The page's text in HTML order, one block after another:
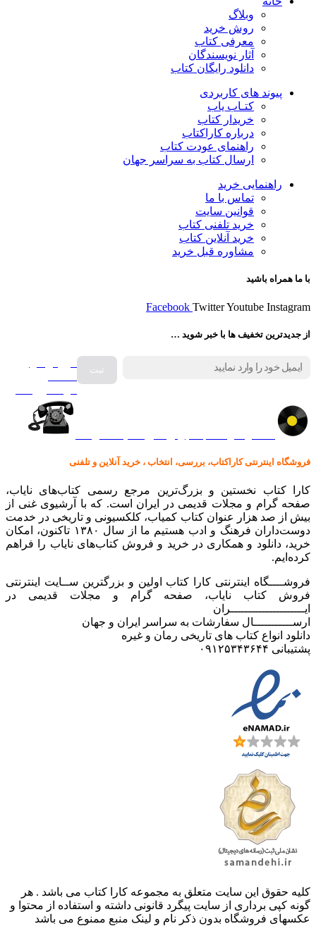
وبلاگ
روش خرید
معرفی کتاب
آثار نویسندگان
دانلود رایگان کتاب
پیوند های کاربردی
کتـاب یاب
خریدار کتاب
درباره کاراکتاب
راهنمای عودت کتاب
ارسال کتاب به سراسر جهان
راهنمایی خرید
تماس با ما
قوانین سایت
خرید تلفنی کتاب
خرید آنلاین کتاب
مشاوره قبل خرید
با ما همراه باشید
Facebook TwitterYoutube Instagram
از جدیدترین تخفیف ها با خبر شوید …
فروش انواع
فروشگاه اینترنتی کاراکتاب، بررسی، انتخاب ، خرید آنلاین و تلفنی
کارا کتاب نخستین و بزرگ‌ترین مرجع رسمی کتاب‌های نایاب،
صفحه گرام و مجلات قدیمی در ایران است. که با آرشیوی غنی از
بیش از صد هزار عنوان کتاب کمیاب، کلکسیونی و تاریخی در خدمت
دوست‌داران فرهنگ و ادب هستیم ما از سال ۱۳۸۰ تاکنون، امکان
خرید، دانلود و همکاری در خرید و فروش کتاب‌های نایاب را فراهم
کرده‌ایم.
فروشــــگاه اینترنتی کارا کتاب اولین و بزرگترین ســایت اینترنتی
فروش کتاب نایاب، صفحه گرام و مجلات قدیمی در
ایـــــــــــــــــــــران
ارســـــــــــال سفارشات به سراسر ایران و جهان
دانلود انواع کتاب های تاریخی رمان و غیره
پشتیبانی ۰۹۱۲۵۳۴۳۶۴۴
کليه حقوق اين سايت متعلق به مجموعه کارا کتاب می باشد . هر
گونه کپی برداری از سایت پیگرد قانونی داشته و استفاده از محتوا و
عکسهای فروشگاه بدون ذکر نام و لینک منبع ممنوع می باشد